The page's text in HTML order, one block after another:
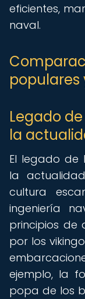
eficientes,
naval.
populares
Legado
la
El legado de
la
cultura
ingeniería
principios de
por los
ejemplo, la
popa de los